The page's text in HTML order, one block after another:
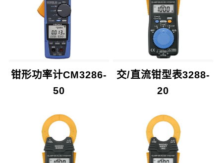
钳形功率计CM3286-
50
交/直流钳型表3288-
20